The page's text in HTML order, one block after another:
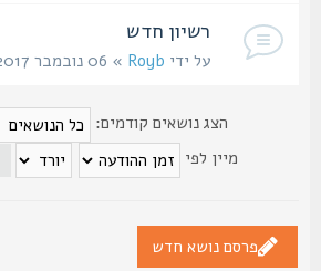
רשיון חדש
על ידיRoyb» 06 נובמבר 2017, 22:26
הצג נושאים קודמים:
מיין לפי
פרסם נושא חדש